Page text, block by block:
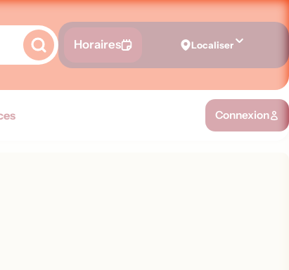
Horaires Localiser
Connexion